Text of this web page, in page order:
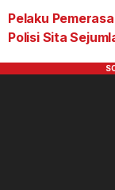
Pelaku
Polisi Sita